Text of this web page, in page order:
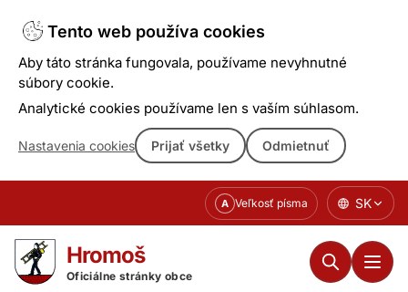
Tento web používa cookies
Aby táto stránka fungovala, používame nevyhnutné
súbory cookie.
Analytické cookies používame len s vaším súhlasom.
Nastavenia cookies Prijať všetky Odmietnuť
obsahu
A Veľkosť písma SK
Hromoš
Oficiálne stránky obce